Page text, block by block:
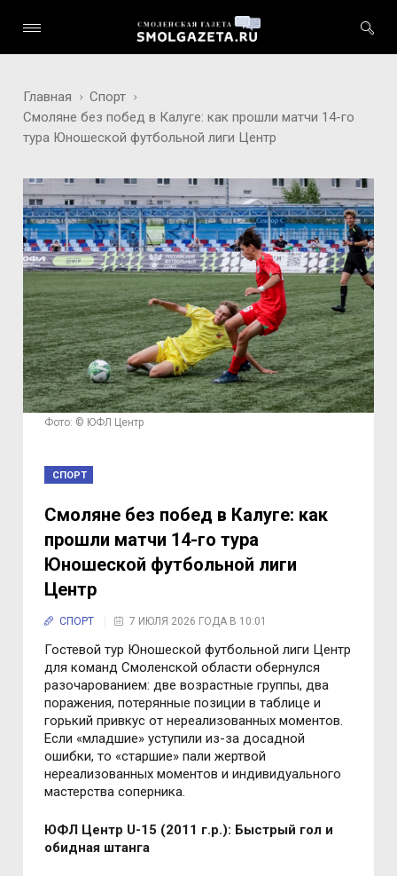
Главная
Спорт
Смоляне без побед в Калуге: как прошли матчи 14-го
тура Юношеской футбольной лиги Центр
Фото: © ЮФЛ Центр
СПОРТ
Смоляне без побед в Калуге: как
прошли матчи 14-го тура
Юношеской футбольной лиги
Центр
СПОРТ 7 ИЮЛЯ 2026 ГОДА В 10:01
Гостевой тур Юношеской футбольной лиги Центр
для команд Смоленской области обернулся
разочарованием: две возрастные группы, два
поражения, потерянные позиции в таблице и
горький привкус от нереализованных моментов.
Если «младшие» уступили из-за досадной
ошибки, то «старшие» пали жертвой
нереализованных моментов и индивидуального
мастерства соперника.
ЮФЛ Центр U-15 (2011 г.р.): Быстрый гол и
обидная штанга